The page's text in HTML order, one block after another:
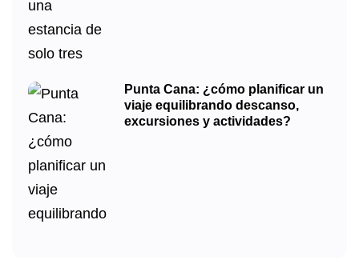
Punta Cana: ¿cómo planificar un
viaje equilibrando descanso,
excursiones y actividades?